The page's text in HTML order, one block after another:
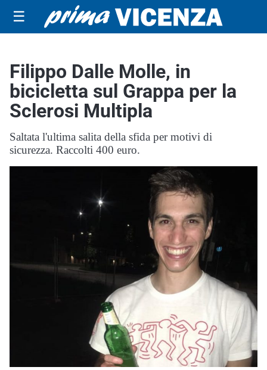
☰
Filippo Dalle Molle, in
bicicletta sul Grappa per la
Sclerosi Multipla
Saltata l'ultima salita della sfida per motivi di
sicurezza. Raccolti 400 euro.